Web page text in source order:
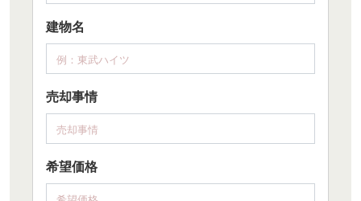
建物名
売却事情
希望価格